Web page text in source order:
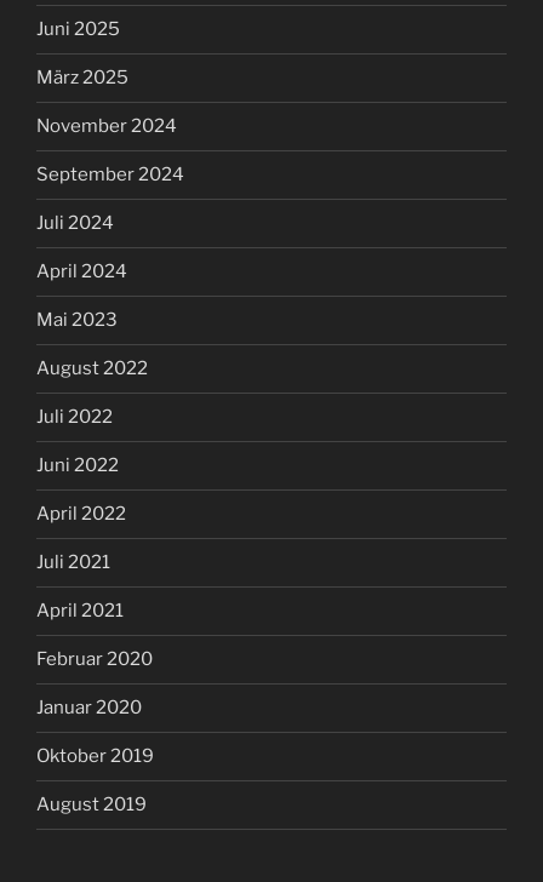
Juni 2025
März 2025
November 2024
September 2024
Juli 2024
April 2024
Mai 2023
August 2022
Juli 2022
Juni 2022
April 2022
Juli 2021
April 2021
Februar 2020
Januar 2020
Oktober 2019
August 2019